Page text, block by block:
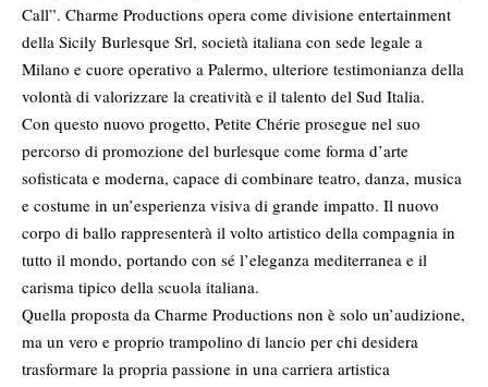
Call”. Charme Productions opera come divisione entertainment
della Sicily Burlesque Srl, società italiana con sede legale a
Milano e cuore operativo a Palermo, ulteriore testimonianza della
volontà di valorizzare la creatività e il talento del Sud Italia.
Con questo nuovo progetto, Petite Chérie prosegue nel suo
percorso di promozione del burlesque come forma d’arte
sofisticata e moderna, capace di combinare teatro, danza, musica
e costume in un’esperienza visiva di grande impatto. Il nuovo
corpo di ballo rappresenterà il volto artistico della compagnia in
tutto il mondo, portando con sé l’eleganza mediterranea e il
carisma tipico della scuola italiana.
Quella proposta da Charme Productions non è solo un’audizione,
ma un vero e proprio trampolino di lancio per chi desidera
trasformare la propria passione in una carriera artistica